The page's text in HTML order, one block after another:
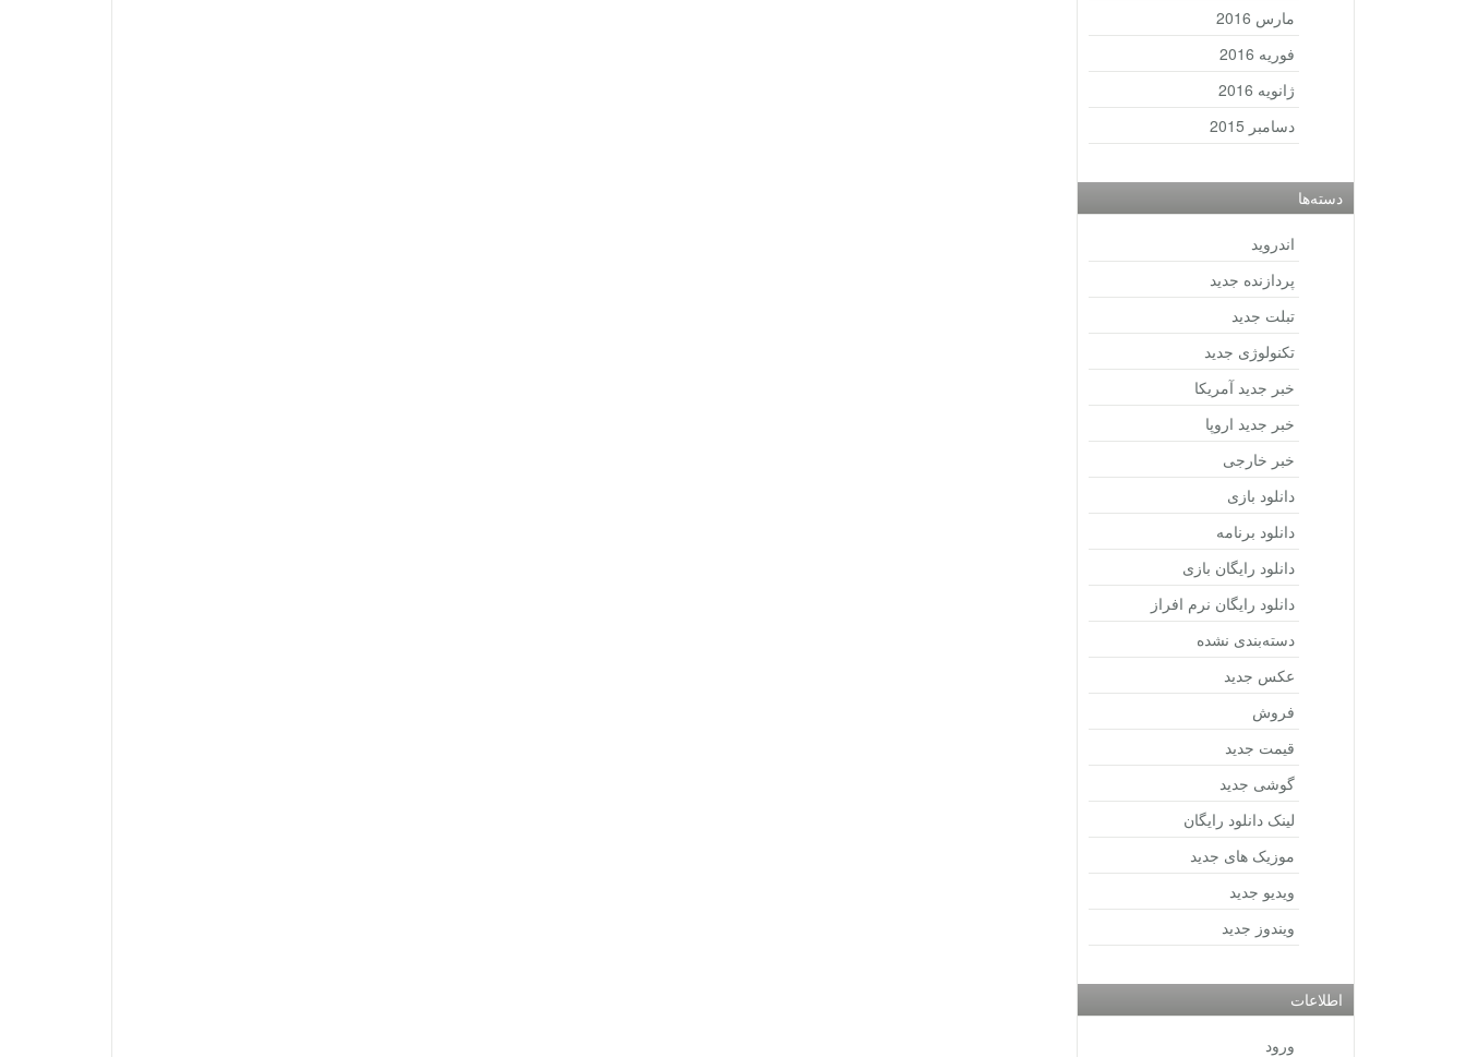
مارس 2016
فوریه 2016
ژانویه 2016
دسامبر 2015
دسته‌ها
اندروید
پردازنده جدید
تبلت جدید
تکنولوژی جدید
خبر جدید آمریکا
خبر جدید اروپا
خبر خارجی
دانلود بازی
دانلود برنامه
دانلود رایگان بازی
دانلود رایگان نرم افراز
دسته‌بندی نشده
عکس جدید
فروش
قیمت جدید
گوشی جدید
لینک دانلود رایگان
موزیک های جدید
ویدیو جدید
ویندوز جدید
اطلاعات
ورود